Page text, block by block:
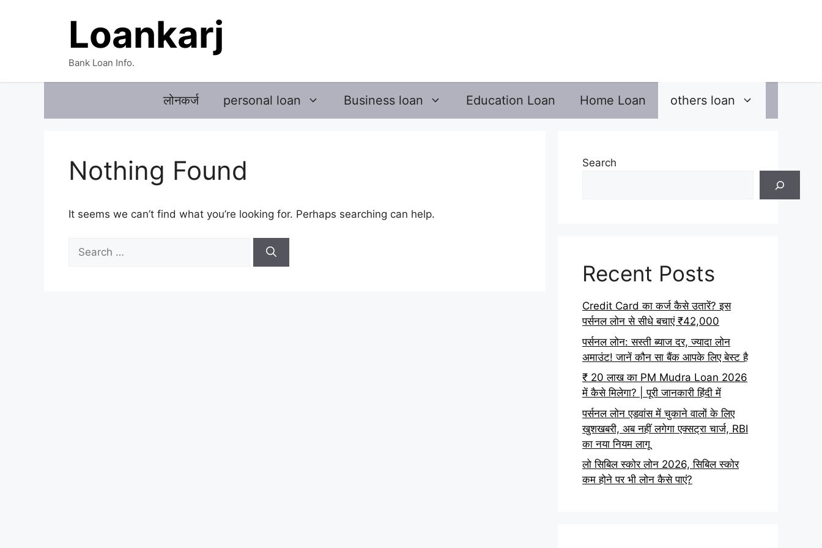
Loankarj
Bank Loan Info.
लोनकर्ज personal loan Business loan Education Loan Home Loan others loan
Nothing Found
It seems we can’t find what you’re looking for. Perhaps searching can help.
for:
Search
Recent Posts
Credit Card का कर्ज कैसे उतारें? इस
पर्सनल लोन से सीधे बचाएं ₹42,000
पर्सनल लोन: सस्ती ब्याज दर, ज्यादा लोन
अमाउंट! जानें कौन सा बैंक आपके लिए बेस्ट है
₹ 20 लाख का PM Mudra Loan 2026
में कैसे मिलेगा? | पूरी जानकारी हिंदी में
पर्सनल लोन एडवांस में चुकाने वालों के लिए
खुशखबरी, अब नहीं लगेगा एक्सट्रा चार्ज, RBI
का नया नियम लागू
लो सिबिल स्कोर लोन 2026, सिबिल स्कोर
कम होने पर भी लोन कैसे पाएं?